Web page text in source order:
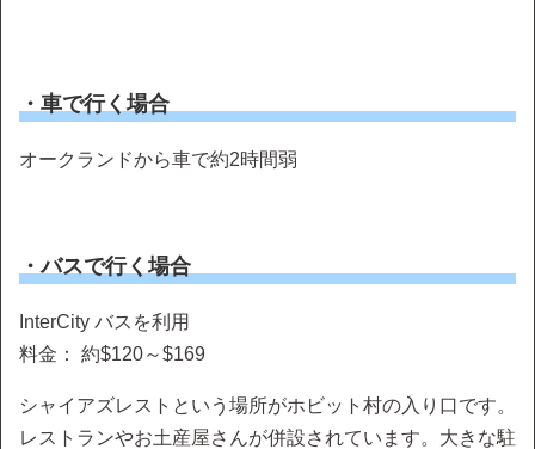
・車で行く場合
オークランドから車で約2時間弱
・バスで行く場合
InterCity バスを利用
料金： 約$120～$169
シャイアズレストという場所がホビット村の入り口です。
レストランやお土産屋さんが併設されています。大きな駐